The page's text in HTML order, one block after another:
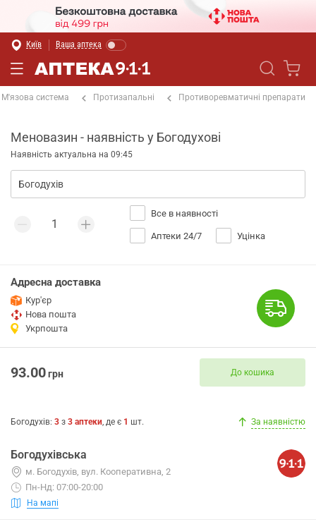
Київ Ваша аптека
М'язова система Протизапальні Противоревматичні препарати
Меновазин - наявність у Богодухові
Наявність актуальна на 09:45
Все в наявності
Аптеки 24/7 Уцінка
Адресна доставка
Кур'єр
Нова пошта
Укрпошта
93.00грн До кошика
Богодухів: 3 з 3 аптеки, де є 1 шт. За наявністю
Богодухівська
м. Богодухів, вул. Кооперативна, 2
Пн-Нд: 07:00-20:00
На мапі